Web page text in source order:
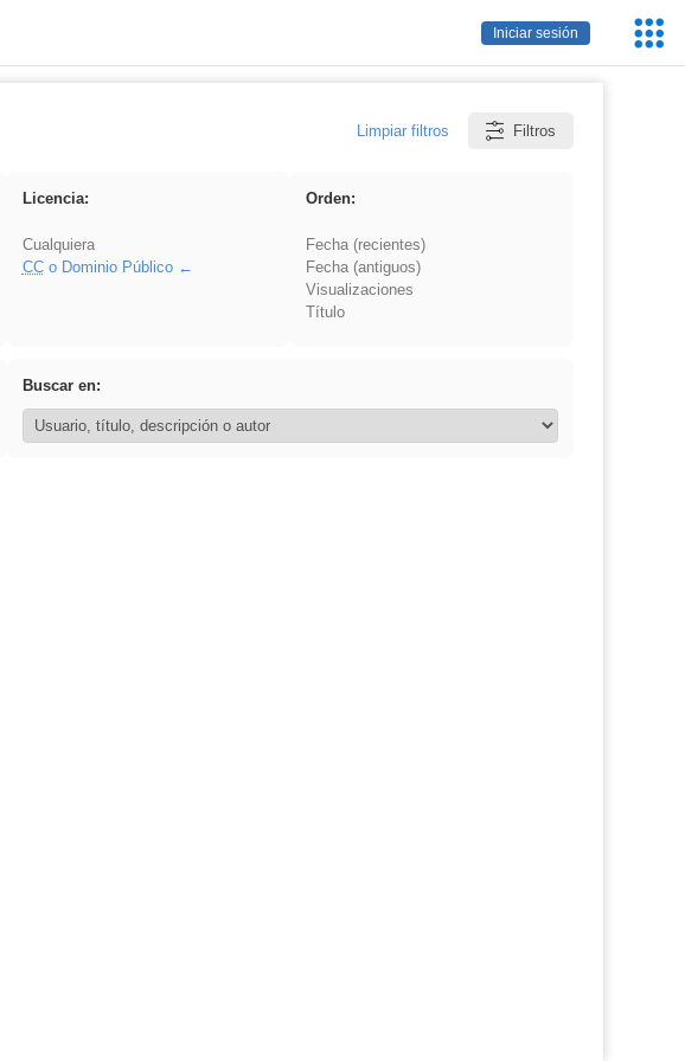
Iniciar sesión
Limpiar filtros Filtros
Licencia:
Cualquiera
CCo Dominio Público
Orden:
Fecha (recientes)
Fecha (antiguos)
Visualizaciones
Título
Buscar en: